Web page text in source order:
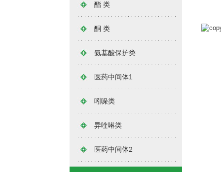
酯 类
酮 类
氨基酸保护类
医药中间体1
吲哚类
异喹啉类
医药中间体2